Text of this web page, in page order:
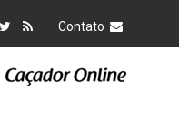
Contato